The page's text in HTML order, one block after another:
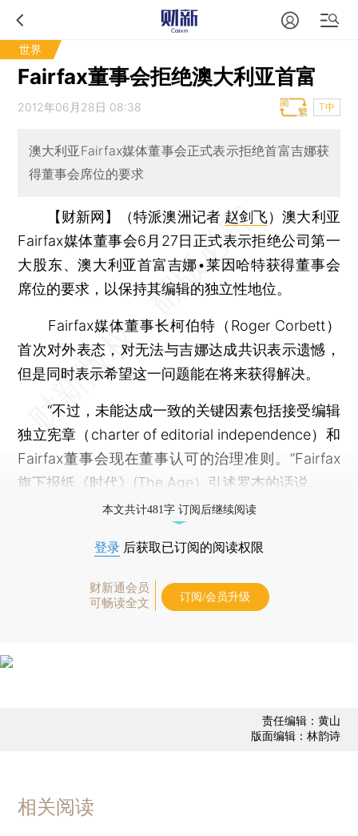
世界
Fairfax董事会拒绝澳大利亚首富
2012年06月28日 08:38 T中
澳大利亚Fairfax媒体董事会正式表示拒绝首富吉娜获
得董事会席位的要求
【财新网】（特派澳洲记者 赵剑飞）澳大利亚
Fairfax媒体董事会6月27日正式表示拒绝公司第一
大股东、澳大利亚首富吉娜•莱因哈特获得董事会
席位的要求，以保持其编辑的独立性地位。
Fairfax媒体董事长柯伯特（Roger Corbett）
首次对外表态，对无法与吉娜达成共识表示遗憾，
但是同时表示希望这一问题能在将来获得解决。
“不过，未能达成一致的关键因素包括接受编辑
独立宪章（charter of editorial independence）和
Fairfax董事会现在董事认可的治理准则。”Fairfax
旗下报纸《时代》(The Age）引述罗杰的话说。
本文共计481字 订阅后继续阅读
登录 后获取已订阅的阅读权限
财新通会员
可畅读全文
订阅/会员升级
责任编辑：黄山
版面编辑：林韵诗
相关阅读